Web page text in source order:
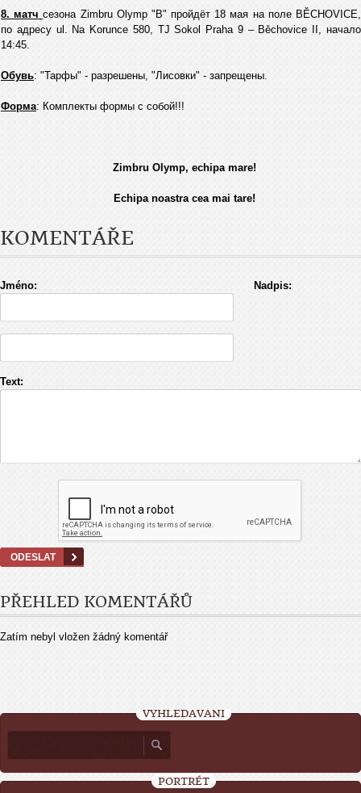
8. матчсезона Zimbru Оlymp "B" пройдёт 18 мая на поле BĚCHOVICE,
по адресу ul. Na Korunce 580, TJ Sokol Praha 9 – Běchovice II, начало
14:45.
Обувь: "Тарфы" - разрешены, "Лисовки" - запрещены.
Форма: Комплекты формы с собой!!!
Zimbru Olymp, echipa mare!
Echipa noastra cea mai tare!
KOMENTÁŘE
Jméno: Nadpis:
Text:
PŘEHLED KOMENTÁŘŮ
Zatím nebyl vložen žádný komentář
VYHLEDÁVÁNÍ
PORTRÉT